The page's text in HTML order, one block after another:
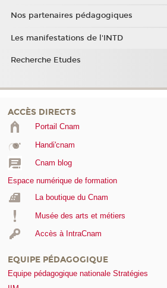
Nos partenaires pédagogiques
Les manifestations de l'INTD
Recherche Etudes
ACCÈS DIRECTS
Portail Cnam
Handi'cnam
Cnam blog
Espace numérique de formation
La boutique du Cnam
Musée des arts et métiers
Accès à IntraCnam
EQUIPE PÉDAGOGIQUE
Equipe pédagogique nationale Stratégies